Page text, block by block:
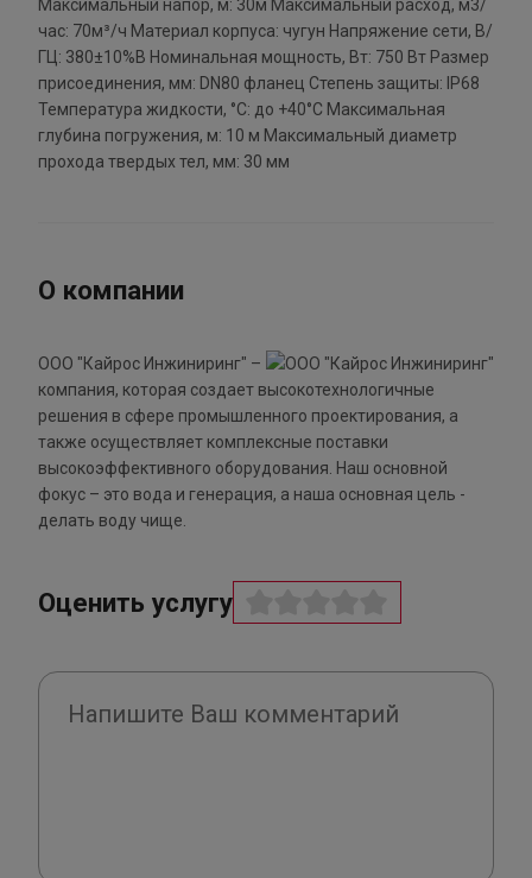
Максимальный напор, м: 30м Максимальный расход, м3/
час: 70м³/ч Материал корпуса: чугун Напряжение сети, В/
ГЦ: 380±10%В Номинальная мощность, Вт: 750 Вт Размер
присоединения, мм: DN80 фланец Степень защиты: IP68
Температура жидкости, °С: до +40°С Максимальная
глубина погружения, м: 10 м Максимальный диаметр
прохода твердых тел, мм: 30 мм
О компании
ООО "Кайрос Инжиниринг" –
компания, которая создает высокотехнологичные
решения в сфере промышленного проектирования, а
также осуществляет комплексные поставки
высокоэффективного оборудования. Наш основной
фокус – это вода и генерация, а наша основная цель -
делать воду чище.
Оценить услугу